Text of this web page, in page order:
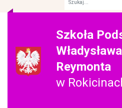
Szkoła
Reymonta
w